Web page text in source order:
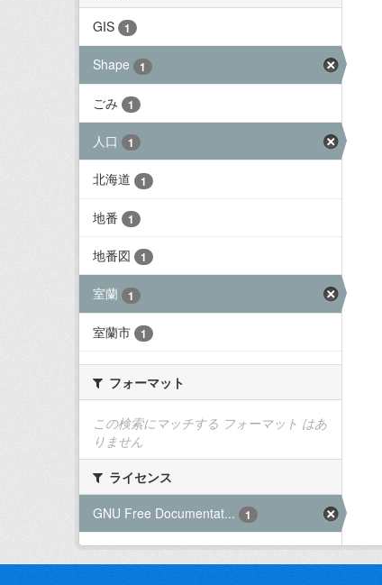
GIS
1
Shape 1
ごみ 1
人口 1
北海道 1
地番 1
地番図 1
室蘭 1
室蘭市 1
フォーマット
この検索にマッチする フォーマット はあ
りません
ライセンス
GNU Free Documentat...
1